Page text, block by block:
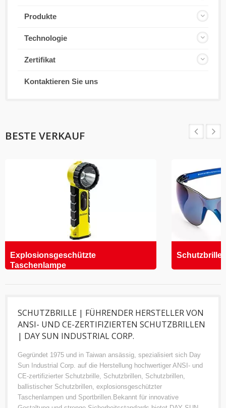
Produkte
Technologie
Zertifikat
Kontaktieren Sie uns
BESTE VERKAUF
Explosionsgeschützte
Taschenlampe
SCHUTZBRILLE | FÜHRENDER HERSTELLER VON
ANSI- UND CE-ZERTIFIZIERTEN SCHUTZBRILLEN
| DAY SUN INDUSTRIAL CORP.
Gegründet 1975 und in Taiwan ansässig, spezialisiert sich Day
Sun Industrial Corp. auf die Herstellung hochwertiger ANSI- und
CE-zertifizierter Schutzbrille, Schutzbrillen, Schutzbrillen,
ballistischer Schutzbrillen, explosionsgeschützter
Taschenlampen und Sportbrillen.Bekannt für innovative